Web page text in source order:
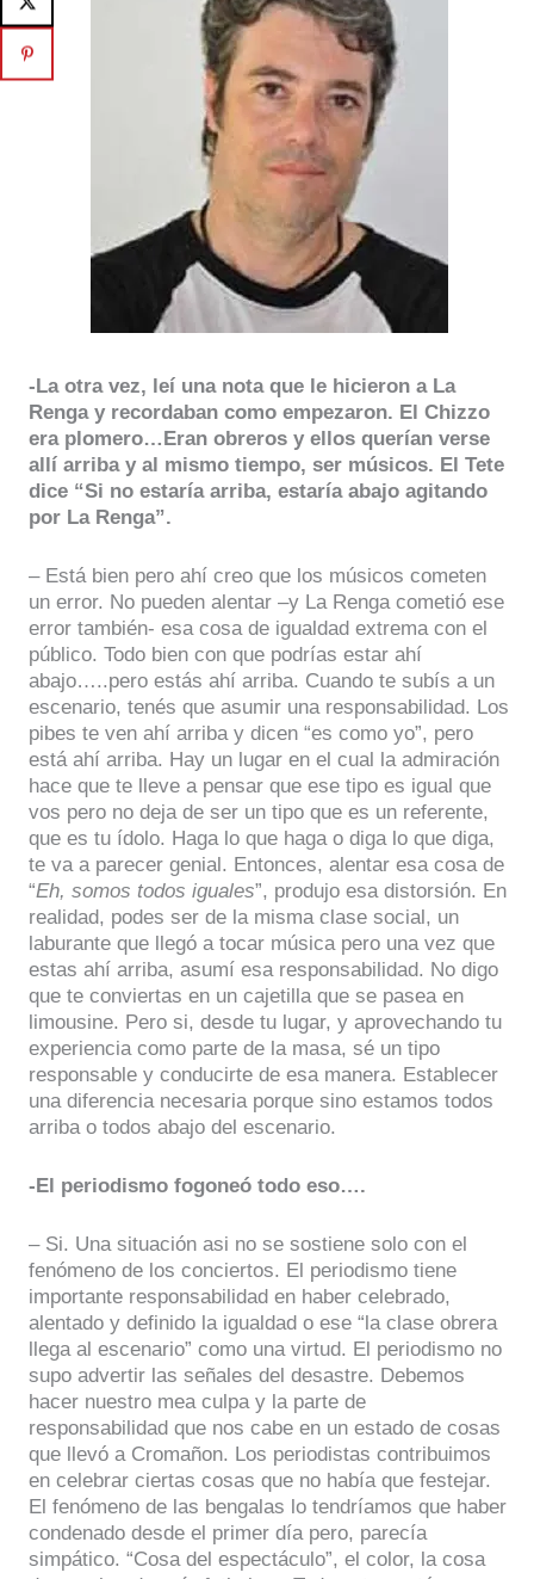
-La otra vez, leí una nota que le hicieron a La
Renga y recordaban como empezaron. El Chizzo
era plomero…Eran obreros y ellos querían verse
allí arriba y al mismo tiempo, ser músicos. El Tete
dice “Si no estaría arriba, estaría abajo agitando
por La Renga”.
– Está bien pero ahí creo que los músicos cometen
un error. No pueden alentar –y La Renga cometió ese
error también- esa cosa de igualdad extrema con el
público. Todo bien con que podrías estar ahí
abajo…..pero estás ahí arriba. Cuando te subís a un
escenario, tenés que asumir una responsabilidad. Los
pibes te ven ahí arriba y dicen “es como yo”, pero
está ahí arriba. Hay un lugar en el cual la admiración
hace que te lleve a pensar que ese tipo es igual que
vos pero no deja de ser un tipo que es un referente,
que es tu ídolo. Haga lo que haga o diga lo que diga,
te va a parecer genial. Entonces, alentar esa cosa de
“Eh, somos todos iguales”, produjo esa distorsión. En
realidad, podes ser de la misma clase social, un
laburante que llegó a tocar música pero una vez que
estas ahí arriba, asumí esa responsabilidad. No digo
que te conviertas en un cajetilla que se pasea en
limousine. Pero si, desde tu lugar, y aprovechando tu
experiencia como parte de la masa, sé un tipo
responsable y conducirte de esa manera. Establecer
una diferencia necesaria porque sino estamos todos
arriba o todos abajo del escenario.
-El periodismo fogoneó todo eso….
– Si. Una situación asi no se sostiene solo con el
fenómeno de los conciertos. El periodismo tiene
importante responsabilidad en haber celebrado,
alentado y definido la igualdad o ese “la clase obrera
llega al escenario” como una virtud. El periodismo no
supo advertir las señales del desastre. Debemos
hacer nuestro mea culpa y la parte de
responsabilidad que nos cabe en un estado de cosas
que llevó a Cromañon. Los periodistas contribuimos
en celebrar ciertas cosas que no había que festejar.
El fenómeno de las bengalas lo tendríamos que haber
condenado desde el primer día pero, parecía
simpático. “Cosa del espectáculo”, el color, la cosa